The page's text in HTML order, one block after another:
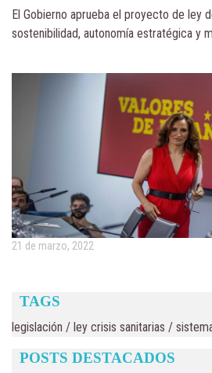
El Gobierno aprueba el proyecto de ley
sostenibilidad, autonomía estratégica y
21 de marzo, 2022
TAGS
legislación / ley crisis sanitarias /
POSTS DESTACADOS